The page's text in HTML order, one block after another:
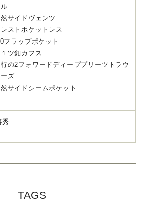
サイドヴェンツ
ストポケットレス
フラップポケット
ツ釦カフス
の2フォワードディーププリーツトラウ
ズ
サイドシームポケット
秀
TAGS